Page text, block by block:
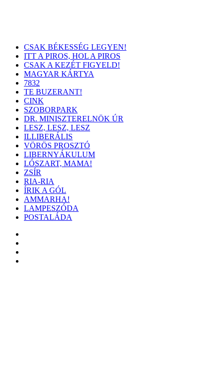
CSAK BÉKESSÉG LEGYEN!
ITT A PIROS, HOL A PIROS
CSAK A KEZÉT FIGYELD!
MAGYAR KÁRTYA
7832
TE BUZERANT!
CINK
SZOBORPARK
DR. MINISZTERELNÖK ÚR
LESZ, LESZ, LESZ
ILLIBERÁLIS
VÖRÖS PROSZTÓ
LIBERNYÁKULUM
LÓSZART, MAMA!
ZSÍR
RIA-RIA
ÍRIK A GÓL
AMMARHA!
LAMPESZÓDA
POSTALÁDA